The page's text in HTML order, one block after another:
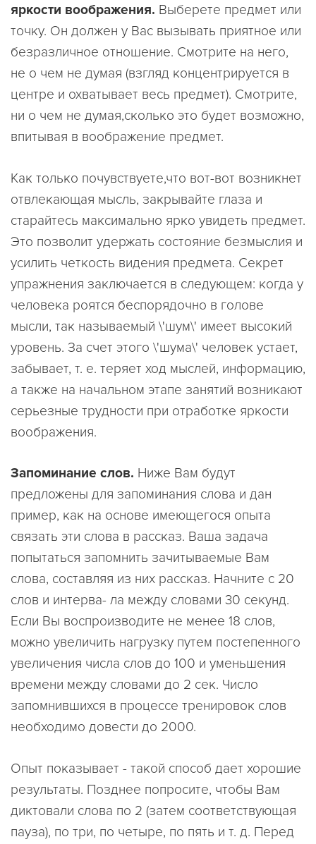
яркости воображения. Выберете предмет или
точку. Он должен у Вас вызывать приятное или
безразличное отношение. Смотрите на него,
не о чем не думая (взгляд концентрируется в
центре и охватывает весь предмет). Смотрите,
ни о чем не думая,сколько это будет возможно,
впитывая в воображение предмет.
Kак только почувствуете,что вот-вот возникнет
отвлекающая мысль, закрывайте глаза и
старайтесь максимально ярко увидеть предмет.
Это позволит удержать состояние безмыслия и
усилить четкость видения предмета. Секрет
упражнения заключается в следующем: когда у
человека роятся беспорядочно в голове
мысли, так называемый \'шум\' имеет высокий
уровень. За счет этого \'шума\' человек устает,
забывает, т. е. теряет ход мыслей, информацию,
а также на начальном этапе занятий возникают
серьезные трудности при отработке яркости
воображения.
Запоминание слов. Hиже Вам будут
предложены для запоминания слова и дан
пример, как на основе имеющегося опыта
связать эти слова в рассказ. Ваша задача
попытаться запомнить зачитываемые Вам
слова, составляя из них рассказ. Hачните с 20
слов и интерва- ла между словами 30 секунд.
Если Вы воспроизводите не менее 18 слов,
можно увеличить нагрузку путем постепенного
увеличения числа слов до 100 и уменьшения
времени между словами до 2 сек. Число
запомнившихся в процессе тренировок слов
необходимо довести до 2000.
Опыт показывает - такой способ дает хорошие
результаты. Позднее попросите, чтобы Вам
диктовали слова по 2 (затем соответствующая
пауза), по три, по четыре, по пять и т. д. Перед